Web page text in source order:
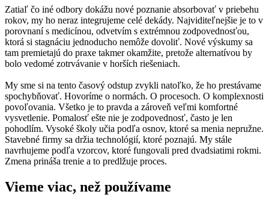
Zatiaľ čo iné odbory dokážu nové poznanie absorbovať v priebehu
rokov, my ho neraz integrujeme celé dekády. Najviditeľnejšie je to v
porovnaní s medicínou, odvetvím s extrémnou zodpovednosťou,
ktorá si stagnáciu jednoducho nemôže dovoliť. Nové výskumy sa
tam premietajú do praxe takmer okamžite, pretože alternatívou by
bolo vedomé zotrvávanie v horších riešeniach.
My sme si na tento časový odstup zvykli natoľko, že ho prestávame
spochybňovať. Hovoríme o normách. O procesoch. O komplexnosti
povoľovania. Všetko je to pravda a zároveň veľmi komfortné
vysvetlenie. Pomalosť ešte nie je zodpovednosť, často je len
pohodlím. Vysoké školy učia podľa osnov, ktoré sa menia nepružne.
Stavebné firmy sa držia technológií, ktoré poznajú. My stále
navrhujeme podľa vzorcov, ktoré fungovali pred dvadsiatimi rokmi.
Zmena prináša trenie a to predlžuje proces.
Vieme viac, než používame